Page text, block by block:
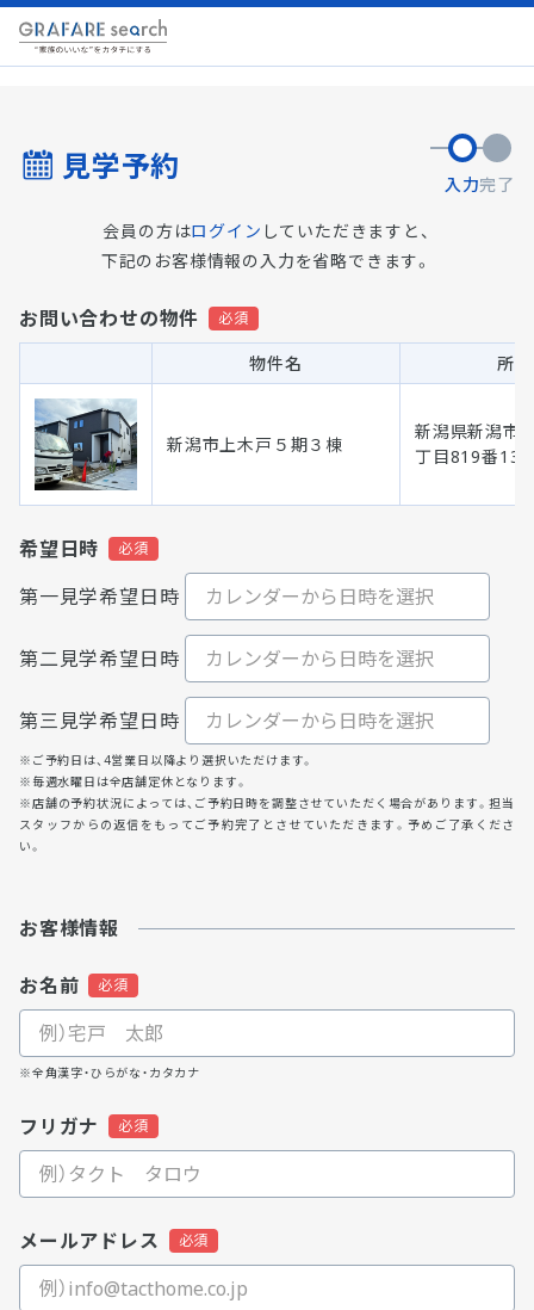
見学予約 入力完了
会員の方はログイン していただきますと、
下記のお客様情報の入力を省略できます。
お問い合わせの物件
物件名 所
新潟市上木戸５期３棟
新潟県新潟市
丁目819番13（
希望日時
第一見学希望日時
第二見学希望日時
第三見学希望日時
※ご予約日は、4営業日以降より選択いただけます。
※毎週水曜日は全店舗定休となります。
※店舗の予約状況によっては、ご予約日時を調整させていただく場合があります。担当
スタッフからの返信をもってご予約完了とさせていただきます。予めご了承くださ
い。
お客様情報
お名前
※全角漢字・ひらがな・カタカナ
フリガナ
メールアドレス